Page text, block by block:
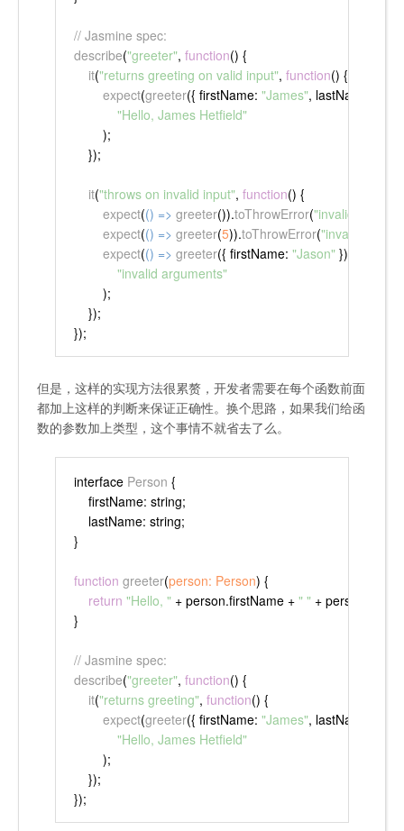
// Jasmine spec:
describe("greeter", function() {
it("returns greeting on valid input", function() {
expect(greeter({ firstName: "James", lastName
"Hello, James Hetfield"
        );
    });
it("throws on invalid input", function() {
expect(() => greeter()).toThrowError("invalid
expect(() => greeter(5)).toThrowError("invalid
expect(() => greeter({ firstName: "Jason" })).
"invalid arguments"
        );
    });
});
但是，这样的实现方法很累赘，开发者需要在每个函数前面
都加上这样的判断来保证正确性。换个思路，如果我们给函
数的参数加上类型，这个事情不就省去了么。
interface Person {
firstName: string;
lastName: string;
}
function greeter(person: Person) {
return "Hello, " + person.firstName + " " + person.
}
// Jasmine spec:
describe("greeter", function() {
it("returns greeting", function() {
expect(greeter({ firstName: "James", lastName
"Hello, James Hetfield"
        );
    });
});